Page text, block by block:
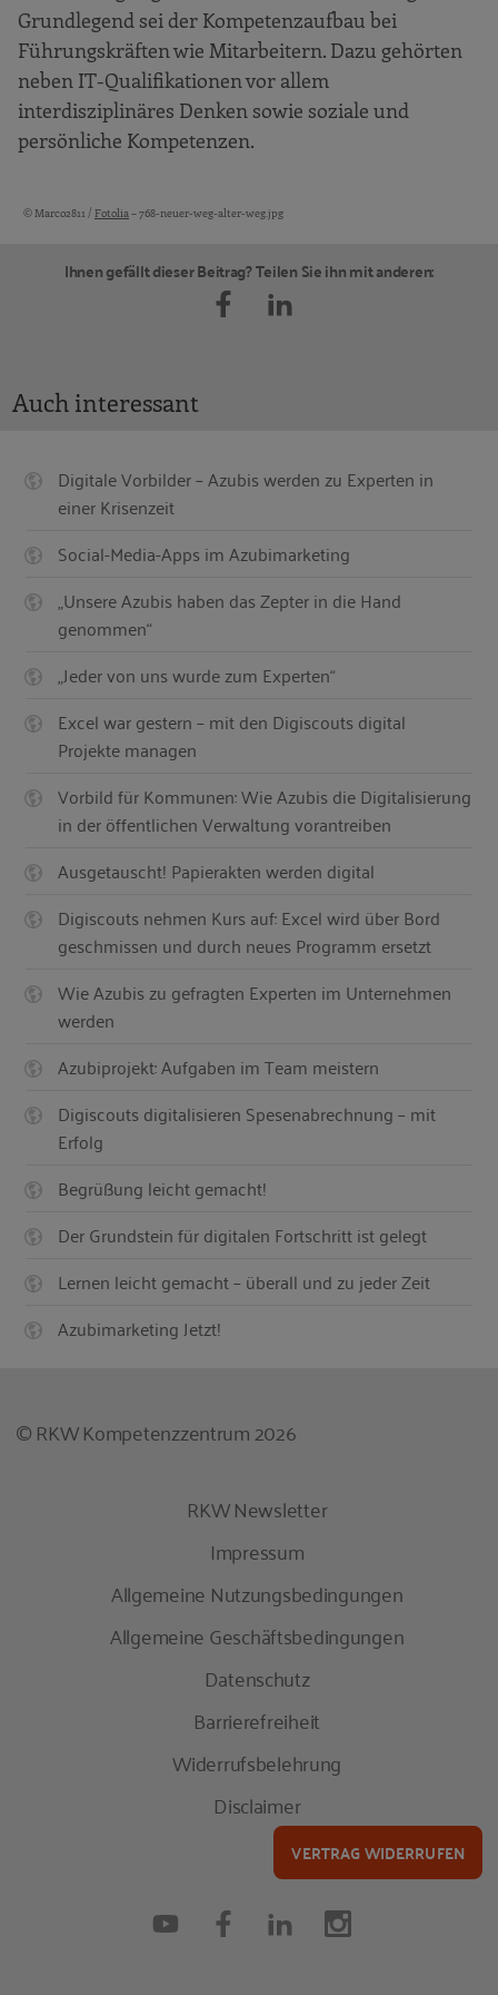
Grundlegend sei der Kompetenzaufbau bei
Führungskräften wie Mitarbeitern. Dazu gehörten
neben IT-Qualifikationen vor allem
interdisziplinäres Denken sowie soziale und
persönliche Kompetenzen.
Bildquellen und Copyright-Hinweise
© Marco2811 / Fotolia– 768-neuer-weg-alter-weg.jpg
Ihnen gefällt dieser Beitrag? Teilen Sie ihn mit anderen:
Auch interessant
Digitale Vorbilder – Azubis werden zu Experten in
einer Krisenzeit
Social-Media-Apps im Azubimarketing
„Unsere Azubis haben das Zepter in die Hand
genommen“
„Jeder von uns wurde zum Experten“
Excel war gestern – mit den Digiscouts digital
Projekte managen
Vorbild für Kommunen: Wie Azubis die Digitalisierung
in der öffentlichen Verwaltung vorantreiben
Ausgetauscht! Papierakten werden digital
Digiscouts nehmen Kurs auf: Excel wird über Bord
geschmissen und durch neues Programm ersetzt
Wie Azubis zu gefragten Experten im Unternehmen
werden
Azubiprojekt: Aufgaben im Team meistern
Digiscouts digitalisieren Spesenabrechnung – mit
Erfolg
Begrüßung leicht gemacht!
Der Grundstein für digitalen Fortschritt ist gelegt
Lernen leicht gemacht – überall und zu jeder Zeit
Azubimarketing Jetzt!
© RKW Kompetenzzentrum 2026
RKW Newsletter
Impressum
Allgemeine Nutzungsbedingungen
Allgemeine Geschäftsbedingungen
Datenschutz
Barrierefreiheit
Widerrufsbelehrung
Disclaimer
VERTRAG WIDERRUFEN